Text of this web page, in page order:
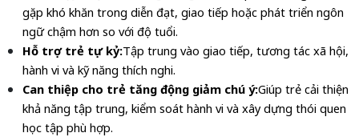
gặp khó khăn trong diễn đạt, giao tiếp hoặc phát triển ngôn
ngữ chậm hơn so với độ tuổi.
Hỗ trợ trẻ tự kỷ:Tập trung vào giao tiếp, tương tác xã hội,
hành vi và kỹ năng thích nghi.
Can thiệp cho trẻ tăng động giảm chú ý:Giúp trẻ cải thiện
khả năng tập trung, kiểm soát hành vi và xây dựng thói quen
học tập phù hợp.